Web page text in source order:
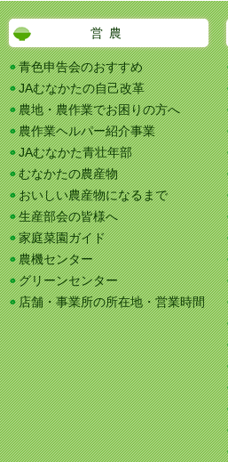
営農
青色申告会のおすすめ
JAむなかたの自己改革
農地・農作業でお困りの方へ
農作業ヘルパー紹介事業
JAむなかた青壮年部
むなかたの農産物
おいしい農産物になるまで
生産部会の皆様へ
家庭菜園ガイド
農機センター
グリーンセンター
店舗・事業所の所在地・営業時間